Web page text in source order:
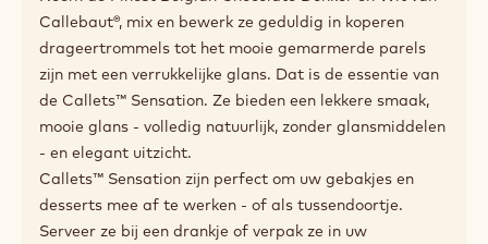
Callebaut®, mix en bewerk ze geduldig in koperen
drageertrommels tot het mooie gemarmerde parels
zijn met een verrukkelijke glans. Dat is de essentie van
de Callets™ Sensation. Ze bieden een lekkere smaak,
mooie glans - volledig natuurlijk, zonder glansmiddelen
- en elegant uitzicht.
Callets™ Sensation zijn perfect om uw gebakjes en
desserts mee af te werken - of als tussendoortje.
Serveer ze bij een drankje of verpak ze in uw